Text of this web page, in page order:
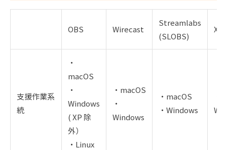
OBS Wirecast
Streamlabs
(SLOBS)
支援作業系
統
・
macOS
・
Windows
( XP 除
外）
・Linux
・macOS
・
Windows
・macOS
・Windows